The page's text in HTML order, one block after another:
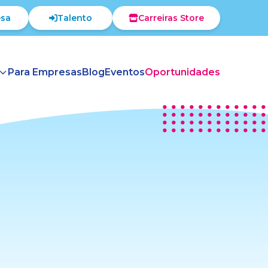
Talento Carreiras Store
Para EmpresasBlogEventosOportunidades